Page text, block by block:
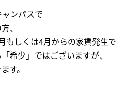
ンパスで
、
もしくは4月からの家賃発生で
希少」ではございますが、
す。